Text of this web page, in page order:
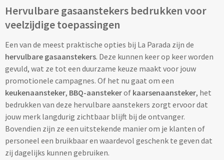
IJsblokjes bedrukken
Rietjes bedrukken
Alle drinkwaren
Custom made
Custom made drinkflessen
Custom made IZY Bottles
Hervulbare gasaanstekers bedrukken voor
veelzijdige toepassingen
Een van de meest praktische opties bij La Parada zijn de
hervulbare gasaanstekers. Deze kunnen keer op keer worden
gevuld, wat ze tot een duurzame keuze maakt voor jouw
promotionele campagnes. Of het nu gaat om een
keukenaansteker, BBQ-aanstekerof kaarsenaansteker, het
bedrukken van deze hervulbare aanstekers zorgt ervoor dat
jouw merk langdurig zichtbaar blijft bij de ontvanger.
Bovendien zijn ze een uitstekende manier om je klanten of
personeel een bruikbaar en waardevol geschenk te geven dat
zij dagelijks kunnen gebruiken.